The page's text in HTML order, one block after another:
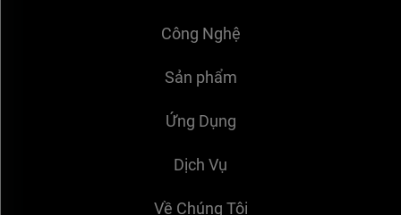
Công Nghệ
Sản phẩm
Ứng Dụng
Dịch Vụ
Về Chúng Tôi